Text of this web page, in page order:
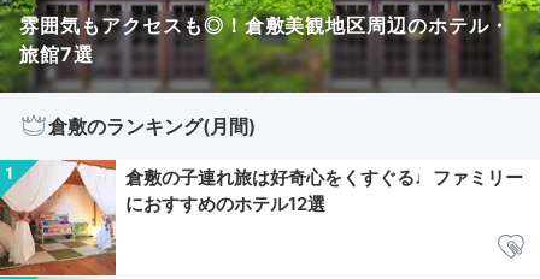
雰囲気もアクセスも◎！倉敷美観地区周辺のホテル・
旅館7選
倉敷のランキング(月間)
倉敷の子連れ旅は好奇心をくすぐる♩ファミリー
におすすめのホテル12選